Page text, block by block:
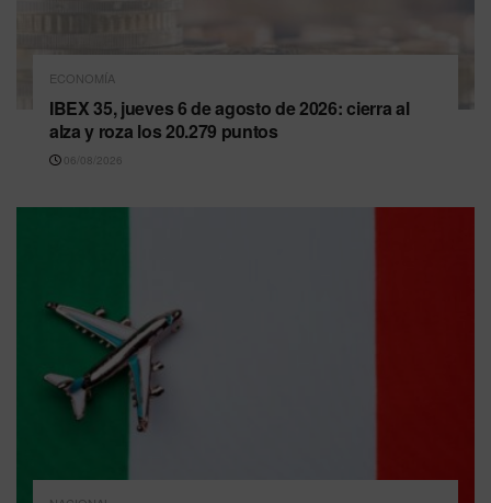
ECONOMÍA
IBEX 35, jueves 6 de agosto de 2026: cierra al
alza y roza los 20.279 puntos
06/08/2026